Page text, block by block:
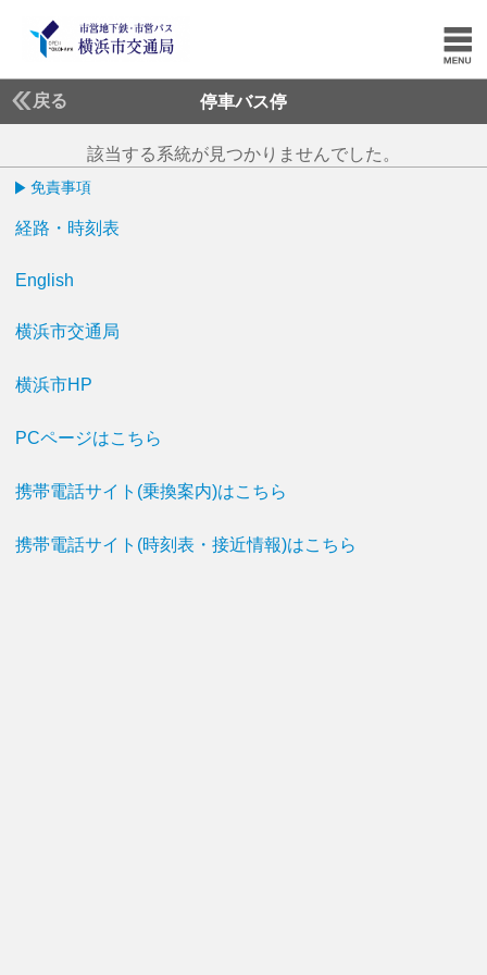
戻る 停車バス停
該当する系統が見つかりませんでした。
免責事項
経路・時刻表
English
横浜市交通局
横浜市HP
PCページはこちら
携帯電話サイト(乗換案内)はこちら
携帯電話サイト(時刻表・接近情報)はこちら